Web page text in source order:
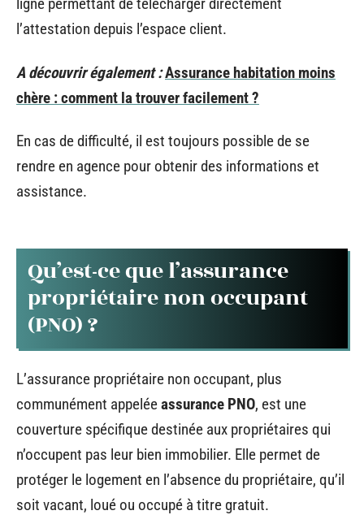
l’attestation depuis l’espace client.
A découvrir également :Assurance habitation moins
chère : comment la trouver facilement ?
En cas de difficulté, il est toujours possible de se
rendre en agence pour obtenir des informations et
assistance.
Qu’est-ce que l’assurance
propriétaire non occupant
(PNO) ?
L’assurance propriétaire non occupant, plus
communément appeléeassurance PNO, est une
couverture spécifique destinée aux propriétaires qui
n’occupent pas leur bien immobilier. Elle permet de
protéger le logement en l’absence du propriétaire, qu’il
soit vacant, loué ou occupé à titre gratuit.